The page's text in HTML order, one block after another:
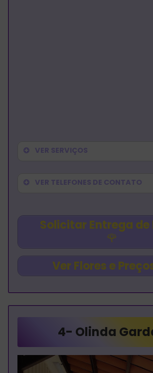
VER SERVIÇOS
VER TELEFONES DE CONTATO
Solicitar Entrega de
🌹
Ver Flores e
4- Olinda